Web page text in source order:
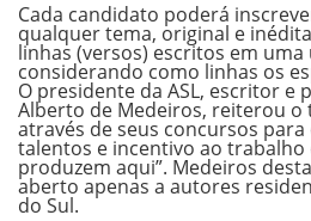
Cada candidato poderá
qualquer tema, original e
linhas (versos) escritos em uma
considerando como linhas os
O presidente da ASL, escritor
Alberto de Medeiros, reiterou o
através de seus concursos
talentos e incentivo ao
produzem aqui”. Medeiros
aberto apenas a autores
do Sul.